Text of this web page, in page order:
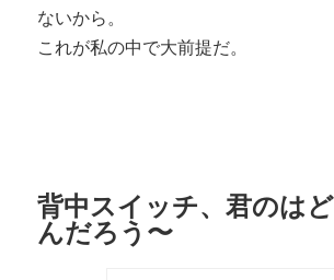
ないから。
これが私の中で大前提だ。
背中スイッチ、君のは
んだろう〜